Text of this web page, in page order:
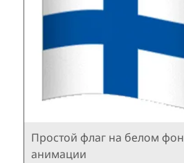
Простой флаг на белом
анимации